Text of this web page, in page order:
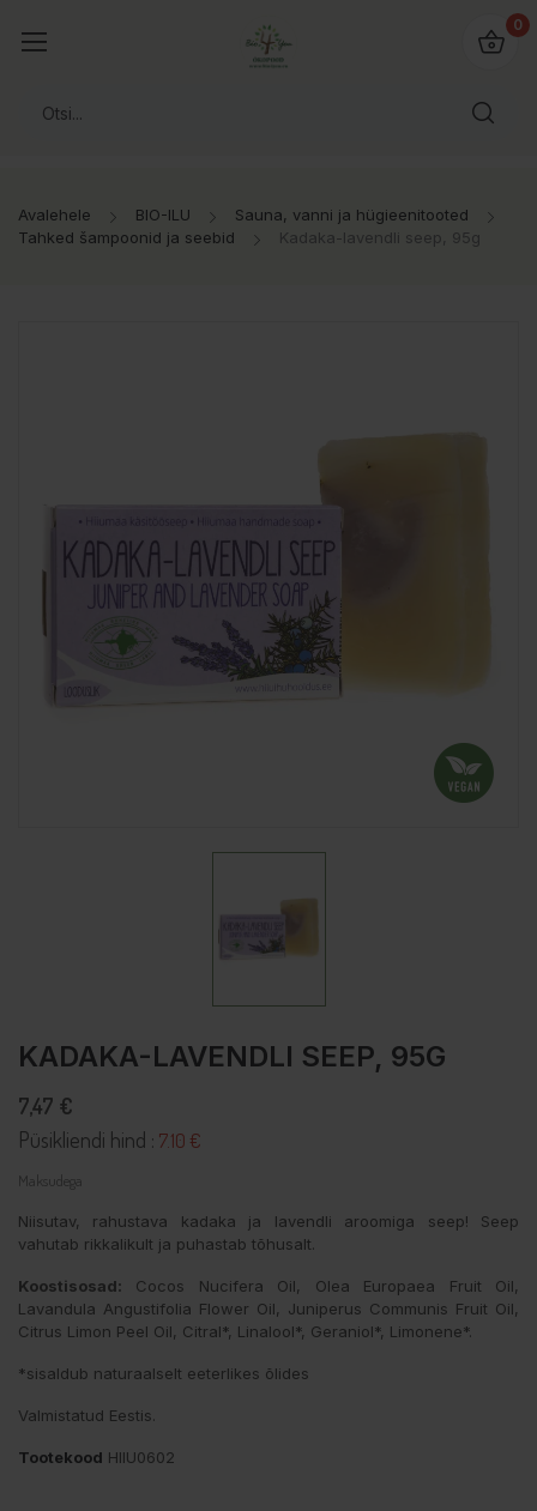
0
Avalehele BIO-ILU
Sauna, vanni ja hügieenitooted
Tahked šampoonid ja seebid
Kadaka-lavendli seep, 95g
KADAKA-LAVENDLI SEEP, 95G
7,47 €
Püsikliendi hind : 7.10 €
Maksudega
Niisutav, rahustava kadaka ja lavendli aroomiga seep! Seep
vahutab rikkalikult ja puhastab tõhusalt.
Koostisosad: Cocos Nucifera Oil, Olea Europaea Fruit Oil,
Lavandula Angustifolia Flower Oil, Juniperus Communis Fruit Oil,
Citrus Limon Peel Oil, Citral*, Linalool*, Geraniol*, Limonene*.
*sisaldub naturaalselt eeterlikes õlides
Valmistatud Eestis.
Tootekood HIIU0602